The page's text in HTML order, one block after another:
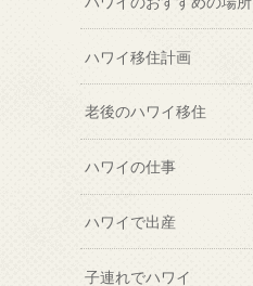
ハワイ移住計画
老後のハワイ移住
ハワイの仕事
ハワイで出産
子連れでハワイ